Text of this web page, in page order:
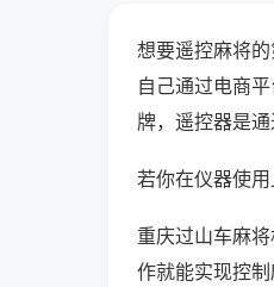
想要遥控麻将
自己通过电商
牌，遥控器是通
若你在仪器使
重庆过山车麻
作就能实现控制